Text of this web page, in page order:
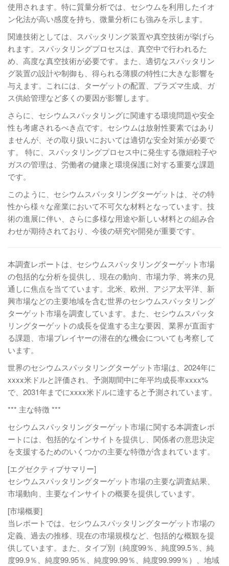
使用されます。特に質量分析では、セシウムを利用したイオ
ン化法が高い感度を持ち、微量分析にも強みを示します。
関連技術としては、スパッタリング装置や真空技術が挙げら
れます。スパッタリングプロセスは、真空中で行われるた
め、高度な真空技術が必要です。また、適切なスパッタリン
グ装置の設計や制御も、得られる薄膜の特性に大きな影響を
与えます。これには、ターゲットの配置、プラズマ生成、ガ
ス供給管理など多くの要因が影響します。
さらに、セシウムスパッタリングに関連する環境問題や安全
性も考慮されるべき点です。セシウムは放射性要素ではあり
ませんが、その取り扱いにおいては適切な安全対策が必要で
す。 特に、スパッタリングプロセス中に発生する微細粒子や
ガスの管理は、労働者の健康と環境保護に対する重要な課題
です。
このように、セシウムスパッタリングターゲットは、その特
性から様々な産業において不可欠な材料となっています。技
術の進展に伴い、さらに多様な用途や新しい材料との組み合
わせが期待されており、今後の研究や開発が重要です。
本調査レポートは、セシウムスパッタリングターゲット市場
の包括的な分析を提供し、現在の動向、市場力学、将来の見
通しに焦点を当てています。北米、欧州、アジア太平洋、新
興市場などの主要地域を含む世界のセシウムスパッタリング
ターゲット市場を調査しています。また、セシウムスパッタ
リングターゲットの成長を促進する主な要因、業界が直面す
る課題、市場プレイヤーの潜在的な機会についても考察して
います。
世界のセシウムスパッタリングターゲット市場は、2024年に
xxxx米ドルと評価され、予測期間中に年平均成長率xxxx%
で、2031年までにxxxx米ドルに達すると予測されています。
*** 主な特徴 ***
セシウムスパッタリングターゲット市場に関する本調査レポ
ートには、包括的なインサイトを提供し、関係者の意思決定
を支援するためのいくつかの主要な特徴が含まれています。
[エグゼクティブサマリー]
セシウムスパッタリングターゲット市場の主要な調査結果、
市場動向、主要なインサイトの概要を提供しています。
[市場概要]
当レポートでは、セシウムスパッタリングターゲット市場の
定義、過去の推移、現在の市場規模など、包括的な概観を提
供しています。また、タイプ別（純度99％、純度99.5％、純
度99.9％、純度99.95％、純度99.99％、純度99.999％）、地域